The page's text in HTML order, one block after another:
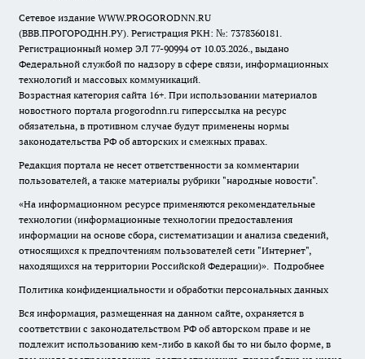
Сетевое издание WWW.PROGORODNN.RU
(ВВВ.ПРОГОРОДНН.РУ). Регистрация РКН: №: 7378360181.
Регистрационный номер ЭЛ 77-90994 от 10.03.2026., выдано
Федеральной службой по надзору в сфере связи, информационных
технологий и массовых коммуникаций.
Возрастная категория сайта 16+. При использовании материалов
новостного портала progorodnn.ru гиперссылка на ресурс
обязательна, в противном случае будут применены нормы
законодательства РФ об авторских и смежных правах.
Редакция портала не несет ответственности за комментарии
пользователей, а также материалы рубрики "народные новости".
«На информационном ресурсе применяются рекомендательные
технологии (информационные технологии предоставления
информации на основе сбора, систематизации и анализа сведений,
относящихся к предпочтениям пользователей сети "Интернет",
находящихся на территории Российской Федерации)». Подробнее
Политика конфиденциальности и обработки персональных данных
Вся информация, размещенная на данном сайте, охраняется в
соответствии с законодательством РФ об авторском праве и не
подлежит использованию кем-либо в какой бы то ни было форме, в